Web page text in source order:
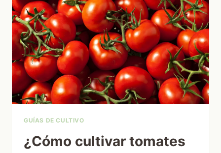
JARDÍN
O
HUERTO?
GUÍAS DE CULTIVO
¿Cómo cultivar tomates